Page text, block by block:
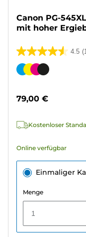
Canon PG-
mit hoher
4.5
4.5
von
1580
Farbpatrone
79,00 €
Kostenloser
Online verfügbar
Einmaliger
Menge
1